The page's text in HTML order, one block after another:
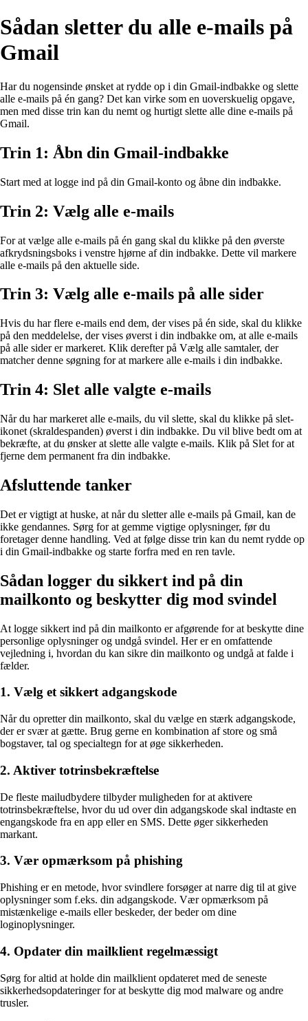
Sådan sletter du alle e-mails på
Gmail
Har du nogensinde ønsket at rydde op i din Gmail-indbakke og slette
alle e-mails på én gang? Det kan virke som en uoverskuelig opgave,
men med disse trin kan du nemt og hurtigt slette alle dine e-mails på
Gmail.
Trin 1: Åbn din Gmail-indbakke
Start med at logge ind på din Gmail-konto og åbne din indbakke.
Trin 2: Vælg alle e-mails
For at vælge alle e-mails på én gang skal du klikke på den øverste
afkrydsningsboks i venstre hjørne af din indbakke. Dette vil markere
alle e-mails på den aktuelle side.
Trin 3: Vælg alle e-mails på alle sider
Hvis du har flere e-mails end dem, der vises på én side, skal du klikke
på den meddelelse, der vises øverst i din indbakke om, at alle e-mails
på alle sider er markeret. Klik derefter på Vælg alle samtaler, der
matcher denne søgning for at markere alle e-mails i din indbakke.
Trin 4: Slet alle valgte e-mails
Når du har markeret alle e-mails, du vil slette, skal du klikke på slet-
ikonet (skraldespanden) øverst i din indbakke. Du vil blive bedt om at
bekræfte, at du ønsker at slette alle valgte e-mails. Klik på Slet for at
fjerne dem permanent fra din indbakke.
Afsluttende tanker
Det er vigtigt at huske, at når du sletter alle e-mails på Gmail, kan de
ikke gendannes. Sørg for at gemme vigtige oplysninger, før du
foretager denne handling. Ved at følge disse trin kan du nemt rydde op
i din Gmail-indbakke og starte forfra med en ren tavle.
Sådan logger du sikkert ind på din
mailkonto og beskytter dig mod svindel
At logge sikkert ind på din mailkonto er afgørende for at beskytte dine
personlige oplysninger og undgå svindel. Her er en omfattende
vejledning i, hvordan du kan sikre din mailkonto og undgå at falde i
fælder.
1. Vælg et sikkert adgangskode
Når du opretter din mailkonto, skal du vælge en stærk adgangskode,
der er svær at gætte. Brug gerne en kombination af store og små
bogstaver, tal og specialtegn for at øge sikkerheden.
2. Aktiver totrinsbekræftelse
De fleste mailudbydere tilbyder muligheden for at aktivere
totrinsbekræftelse, hvor du ud over din adgangskode skal indtaste en
engangskode fra en app eller en SMS. Dette øger sikkerheden
markant.
3. Vær opmærksom på phishing
Phishing er en metode, hvor svindlere forsøger at narre dig til at give
oplysninger som f.eks. din adgangskode. Vær opmærksom på
mistænkelige e-mails eller beskeder, der beder om dine
loginoplysninger.
4. Opdater din mailklient regelmæssigt
Sørg for altid at holde din mailklient opdateret med de seneste
sikkerhedsopdateringer for at beskytte dig mod malware og andre
trusler.